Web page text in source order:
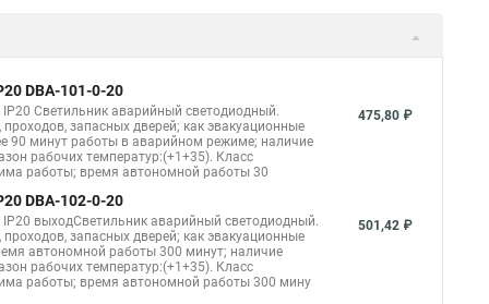
DBA-101-0-20
Светильник аварийный светодиодный.
запасных дверей; как эвакуационные
90 минут работы в аварийном режиме; наличие
рабочих температур:(+1+35). Класс
работы; время автономной работы 30
475,80 ₽
DBA-102-0-20
выходСветильник аварийный светодиодный.
запасных дверей; как эвакуационные
автономной работы 300 минут; наличие
рабочих температур:(+1+35). Класс
работы; время автономной работы 300 мину
501,42 ₽